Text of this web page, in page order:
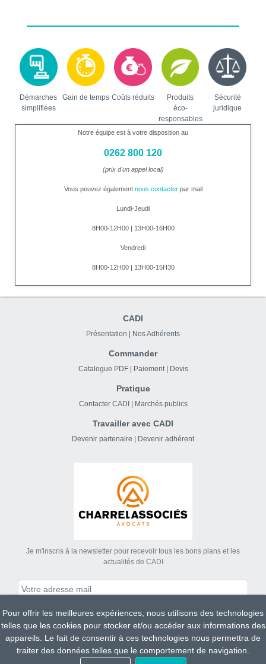
Démarches
simplifiées
Gain de temps Coûts réduits
Produits
éco-
responsables
Sécurité
juridique
Notre équipe est à votre disposition au
0262 800 120
(prix d'un appel local)
Vous pouvez également nous contacterpar mail
Lundi-Jeudi
8H00-12H00 | 13H00-16H00
Vendredi
8H00-12H00 | 13H00-15H30
CADI
Présentation | Nos Adhérents
Commander
Catalogue PDF | Paiement | Devis
Pratique
Contacter CADI | Marchés publics
Travailler avec CADI
Devenir partenaire | Devenir adhérent
Je m'inscris à la newsletter pour recevoir tous les bons plans et les
actualités de CADI
S'abonner
Tous droits réservés CADI 2023.
Pour offrir les meilleures expériences, nous utilisons des technologies
telles que les cookies pour stocker et/ou accéder aux informations des
appareils. Le fait de consentir à ces technologies nous permettra de
traiter des données telles que le comportement de navigation.